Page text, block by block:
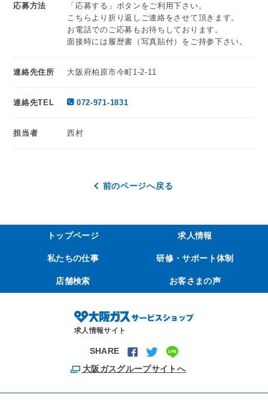
応募方法
「応募する」ボタンをご利用下さい。
こちらより折り返しご連絡をさせて頂きます。
お電話でのご応募もお待ちしております。
面接時には履歴書（写真貼付）をご持参下さい。
連絡先住所 大阪府柏原市今町1-2-11
連絡先TEL 072-971-1831
担当者 西村
前のページへ戻る
トップページ 求人情報
私たちの仕事 研修・サポート体制
店舗検索 お客さまの声
求人情報サイト
SHARE
大阪ガスグループサイトへ